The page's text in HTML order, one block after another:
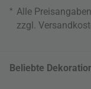
* Alle
zzgl.
Beliebte